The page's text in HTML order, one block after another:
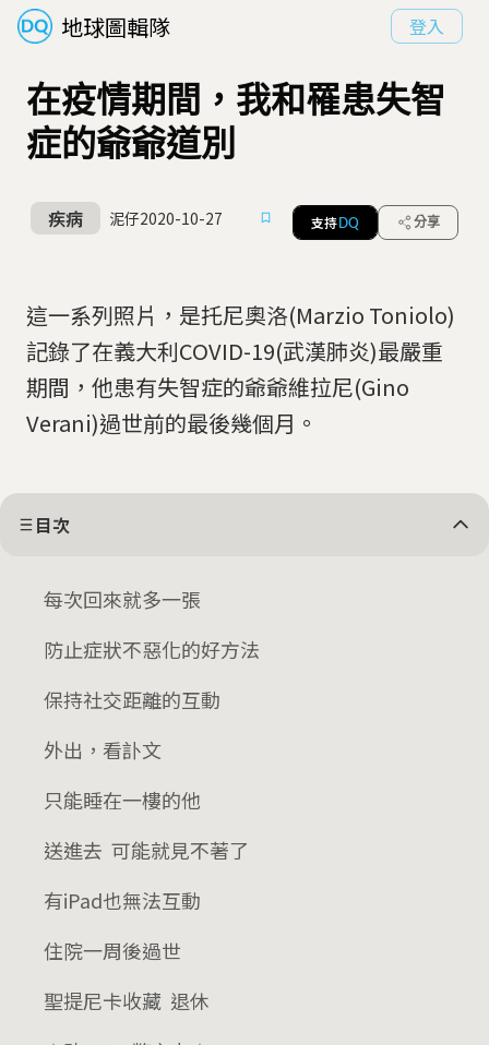
地球圖輯隊 登入
在疫情期間，我和罹患失智
症的爺爺道別
疾病 泥仔2020-10-27 支持 DQ 分享
這一系列照片，是托尼奧洛(Marzio Toniolo)
記錄了在義大利COVID-19(武漢肺炎)最嚴重
期間，他患有失智症的爺爺維拉尼(Gino
Verani)過世前的最後幾個月。
目次
每次回來就多一張
防止症狀不惡化的好方法
保持社交距離的互動
外出，看訃文
只能睡在一樓的他
送進去 可能就見不著了
有iPad也無法互動
住院一周後過世
聖提尼卡收藏 退休